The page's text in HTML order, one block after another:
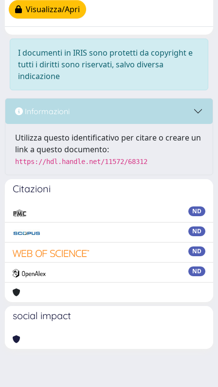
Visualizza/Apri
I documenti in IRIS sono protetti da copyright e
tutti i diritti sono riservati, salvo diversa
indicazione
Informazioni
Utilizza questo identificativo per citare o creare un
link a questo documento:
https://hdl.handle.net/11572/68312
Citazioni
ND
ND
ND
ND
social impact